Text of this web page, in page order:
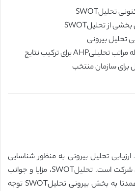
تحلیل بیرونی به منظور شناسایی
فرصت ها و تهدیدها برای شرکت است. تحلیلSWOT، مزایا و جوانب
انتقادی آن توصیف شد. عمدتا به بخش بیرونی تحلیلSWOT توجه